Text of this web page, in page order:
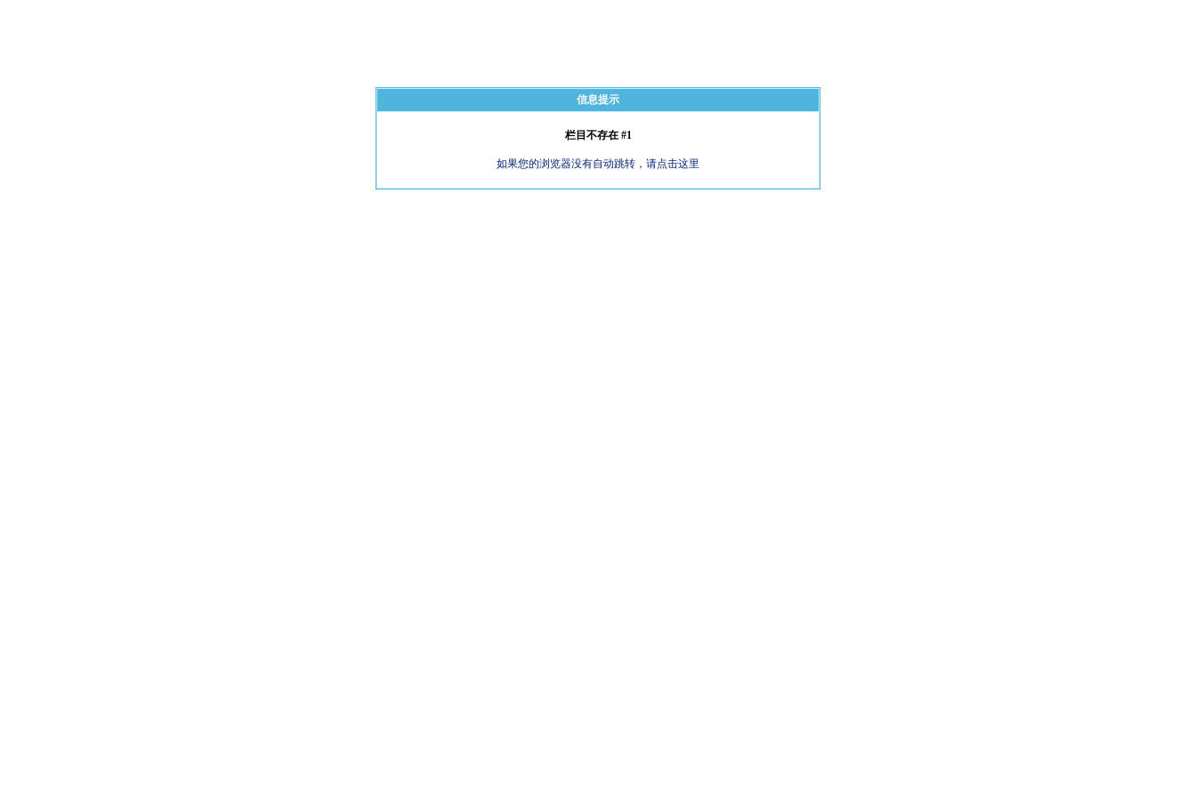
信息提示
栏目不存在 #1
如果您的浏览器没有自动跳转，请点击这里